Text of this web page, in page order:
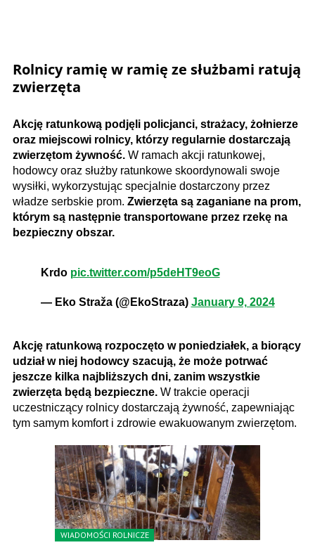
Rolnicy ramię w ramię ze służbami ratują
zwierzęta
Akcję ratunkową podjęli policjanci, strażacy, żołnierze
oraz miejscowi rolnicy, którzy regularnie dostarczają
zwierzętom żywność. W ramach akcji ratunkowej,
hodowcy oraz służby ratunkowe skoordynowali swoje
wysiłki, wykorzystując specjalnie dostarczony przez
władze serbskie prom. Zwierzęta są zaganiane na prom,
którym są następnie transportowane przez rzekę na
bezpieczny obszar.
Krdo pic.twitter.com/p5deHT9eoG
— Eko Straža (@EkoStraza) January 9, 2024
Akcję ratunkową rozpoczęto w poniedziałek, a biorący
udział w niej hodowcy szacują, że może potrwać
jeszcze kilka najbliższych dni, zanim wszystkie
zwierzęta będą bezpieczne. W trakcie operacji
uczestniczący rolnicy dostarczają żywność, zapewniając
tym samym komfort i zdrowie ewakuowanym zwierzętom.
WIADOMOŚCI ROLNICZE